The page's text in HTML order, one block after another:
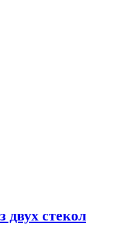
двух стекол